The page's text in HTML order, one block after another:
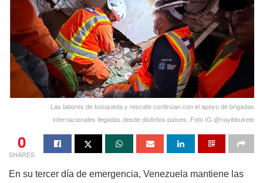
Las labores de búsqueda y rescate continúan con el apoyo de brigadas
internacionales llegadas desde distintos países. Foto IG @nayibbukele
0
SHARES
En su tercer día de emergencia, Venezuela mantiene las